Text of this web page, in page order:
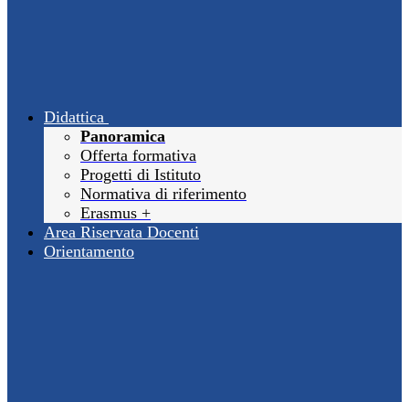
Didattica
Panoramica
Offerta formativa
Progetti di Istituto
Normativa di riferimento
Erasmus +
Area Riservata Docenti
Orientamento